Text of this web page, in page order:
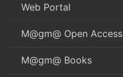
Web Portal
M@gm@ Open Access
M@gm@ Books